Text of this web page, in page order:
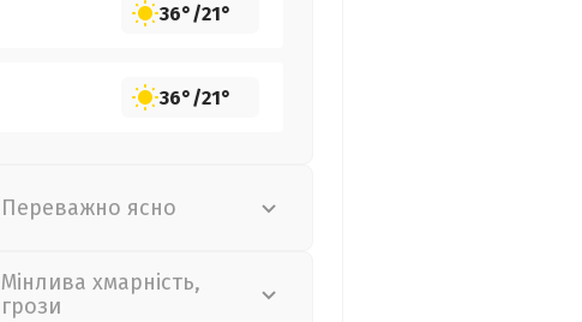
36°/21°
36°/21°
Переважно ясно
Мінлива хмарність,
грози